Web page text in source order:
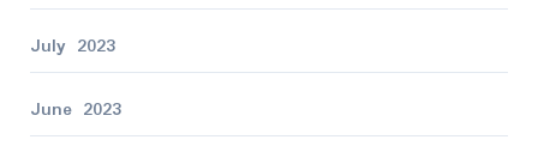
July 2023
June 2023